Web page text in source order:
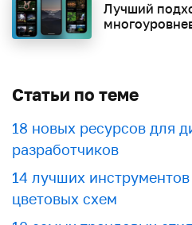
Лучший
Статьи по теме
18 новых ресурсов для
разработчиков
​​14 лучших
цветовых схем